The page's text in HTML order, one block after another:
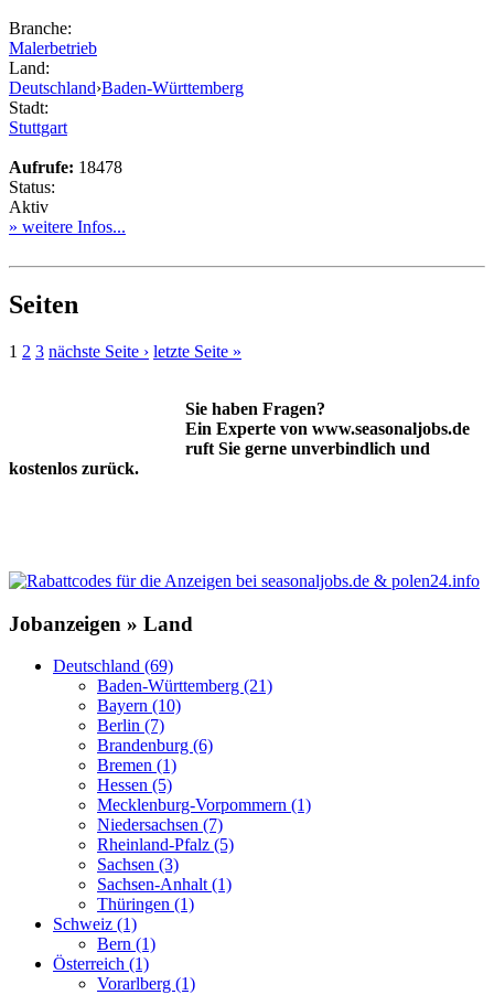
Branche:
Malerbetrieb
Land:
Deutschland›Baden-Württemberg
Stadt:
Stuttgart
Aufrufe: 18478
Status:
Aktiv
» weitere Infos...
Seiten
1 2 3 nächste Seite › letzte Seite »
Sie haben Fragen?
Ein Experte von www.seasonaljobs.de
ruft Sie gerne unverbindlich und
kostenlos zurück.
Jobanzeigen » Land
Deutschland (69)
Baden-Württemberg (21)
Bayern (10)
Berlin (7)
Brandenburg (6)
Bremen (1)
Hessen (5)
Mecklenburg-Vorpommern (1)
Niedersachsen (7)
Rheinland-Pfalz (5)
Sachsen (3)
Sachsen-Anhalt (1)
Thüringen (1)
Schweiz (1)
Bern (1)
Österreich (1)
Vorarlberg (1)